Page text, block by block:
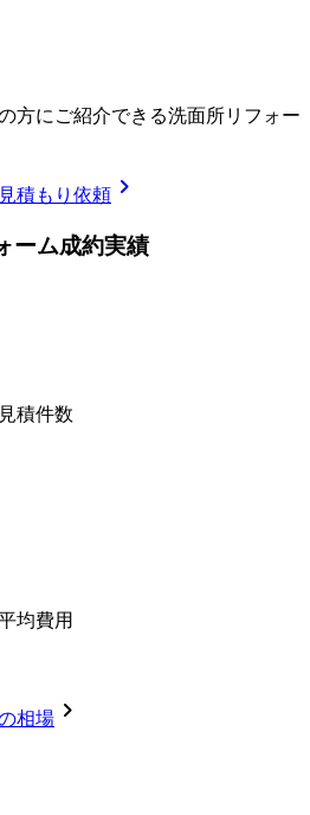
方にご紹介できる洗面所リフォー
積もり依頼 chevron_right
ーム成約実績
積件数
均費用
相場 chevron_right